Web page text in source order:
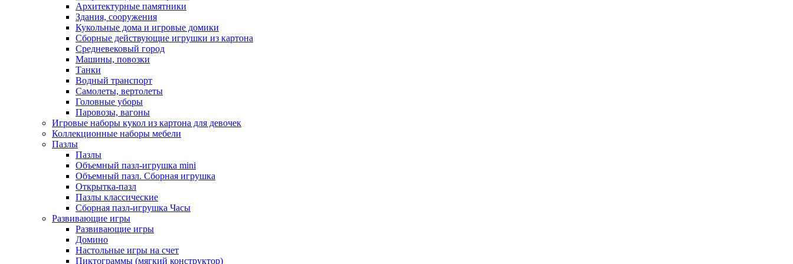
Архитектурные памятники
Здания, сооружения
Кукольные дома и игровые домики
Сборные действующие игрушки из картона
Средневековый город
Машины, повозки
Танки
Водный транспорт
Самолеты, вертолеты
Головные уборы
Паровозы, вагоны
Игровые наборы кукол из картона для девочек
Коллекционные наборы мебели
Пазлы
Пазлы
Объемный пазл-игрушка mini
Объемный пазл. Сборная игрушка
Открытка-пазл
Пазлы классические
Сборная пазл-игрушка Часы
Развивающие игры
Развивающие игры
Домино
Настольные игры на счет
Пиктограммы (мягкий конструктор)